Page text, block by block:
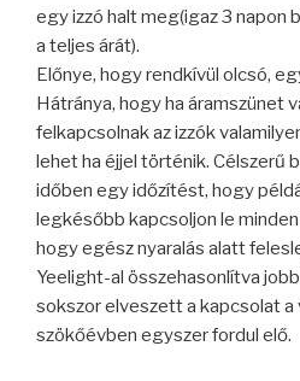
egy izzó halt meg(igaz 3 napon
a teljes árát).
Előnye, hogy rendkívül olcsó,
Hátránya, hogy ha áramszünet
felkapcsolnak az izzók
lehet ha éjjel történik. Célszerű
időben egy időzítést, hogy
legkésőbb kapcsoljon le
hogy egész nyaralás alatt
Yeelight-al összehasonlítva
sokszor elveszett a kapcsolat a
szökőévben egyszer fordul elő.